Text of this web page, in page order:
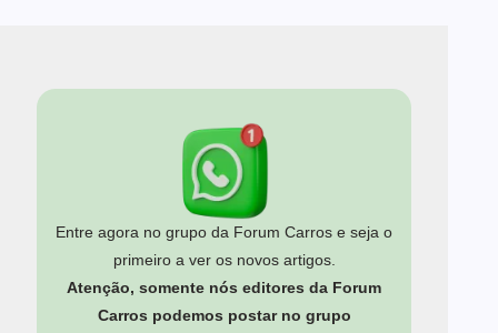
Entre agora no grupo da Forum Carros e seja o
primeiro a ver os novos artigos.
Atenção, somente nós editores da Forum
Carros podemos postar no grupo